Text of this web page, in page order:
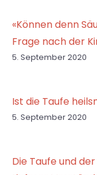
«Können denn
Frage nach der
5. September 2020
Ist die Taufe
5. September 2020
Die Taufe und